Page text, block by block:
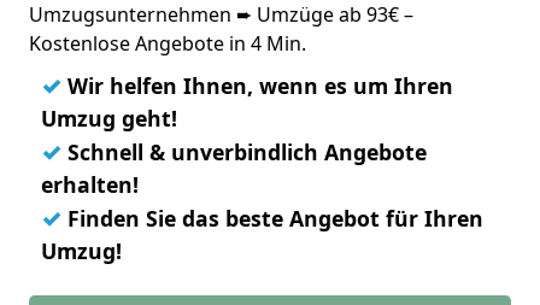
Umzugsunternehmen ➨ Umzüge ab 93€ –
Kostenlose Angebote in 4 Min.
✓ Wir helfen Ihnen, wenn es um Ihren
Umzug geht!
✓ Schnell & unverbindlich Angebote
erhalten!
✓ Finden Sie das beste Angebot für Ihren
Umzug!